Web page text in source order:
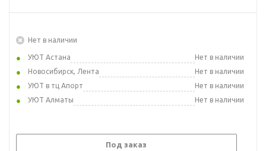
Нет в наличии
УЮТ Астана
Нет в наличии
Новосибирск, Лента
Нет в наличии
УЮТ в тц Апорт
Нет в наличии
УЮТ Алматы
Нет в наличии
Под заказ